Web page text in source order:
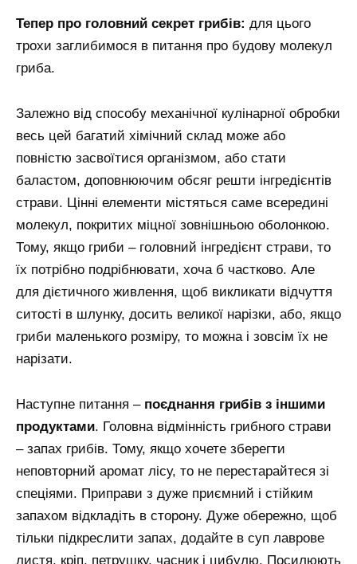
Тепер про головний секрет грибів: для цього
трохи заглибимося в питання про будову молекул
гриба.
Залежно від способу механічної кулінарної обробки
весь цей багатий хімічний склад може або
повністю засвоїтися організмом, або стати
баластом, доповнюючим обсяг решти інгредієнтів
страви. Цінні елементи містяться саме всередині
молекул, покритих міцної зовнішньою оболонкою.
Тому, якщо гриби – головний інгредієнт страви, то
їх потрібно подрібнювати, хоча б частково. Але
для дієтичного живлення, щоб викликати відчуття
ситості в шлунку, досить великої нарізки, або, якщо
гриби маленького розміру, то можна і зовсім їх не
нарізати.
Наступне питання – поєднання грибів з іншими
продуктами. Головна відмінність грибного страви
– запах грибів. Тому, якщо хочете зберегти
неповторний аромат лісу, то не перестарайтеся зі
спеціями. Приправи з дуже приємний і стійким
запахом відкладіть в сторону. Дуже обережно, щоб
тільки підкреслити запах, додайте в суп лаврове
листя, кріп, петрушку, часник і цибулю. Посилюють